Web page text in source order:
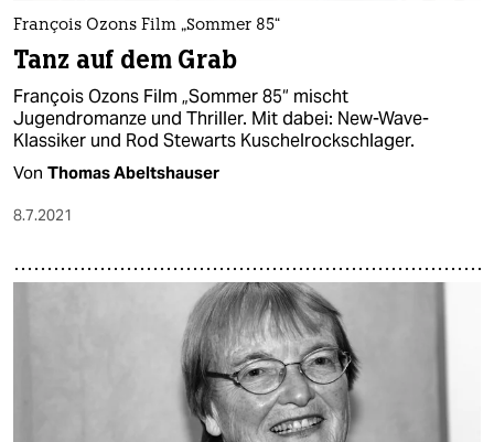
François Ozons Film „Sommer 85“
Tanz auf dem Grab
François Ozons Film „Sommer 85“ mischt
Jugendromanze und Thriller. Mit dabei: New-Wave-
Klassiker und Rod Stewarts Kuschelrockschlager.
Von Thomas Abeltshauser
8.7.2021